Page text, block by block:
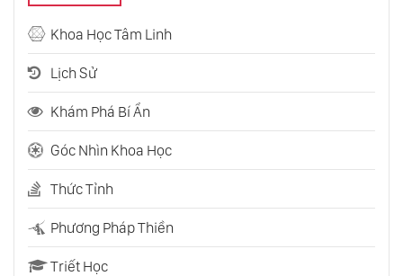
Khoa Học Tâm Linh
Lịch Sử
Khám Phá Bí Ẩn
Góc Nhìn Khoa Học
Thức Tỉnh
Phương Pháp Thiền
Triết Học